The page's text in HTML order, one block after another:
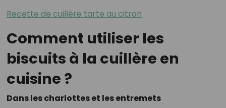
Recette de cuillère tarte au citron
Comment utiliser les
biscuits à la cuillère en
cuisine ?
Dans les charlottes et les entremets